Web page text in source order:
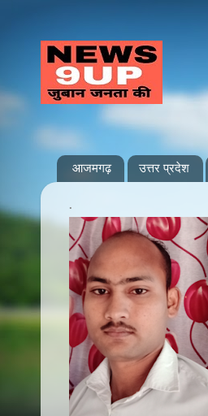
आजमगढ़ उत्तर प्रदेश
.